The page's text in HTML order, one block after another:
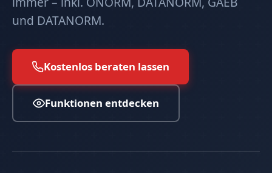
und DATANORM.
Kostenlos beraten lassen
Funktionen entdecken